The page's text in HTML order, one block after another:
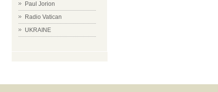
Paul Jorion
Radio Vatican
UKRAINE